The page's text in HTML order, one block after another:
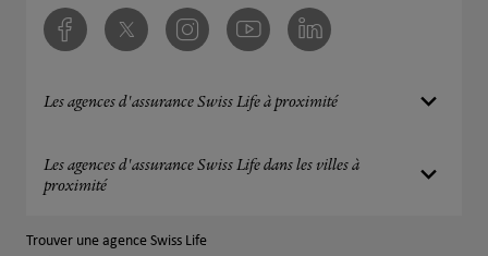
FacebookTwitter InstagramYoutube Linkedin
Les agences d'assurance Swiss Life à proximité
Les agences d'assurance Swiss Life dans les villes à
proximité
Trouver une agence Swiss Life